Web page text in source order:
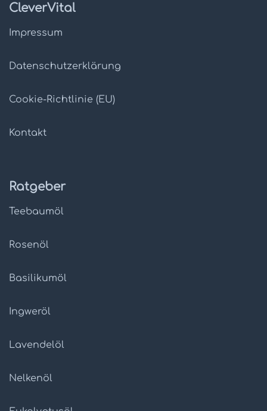
CleverVital
Impressum
Datenschutz­erklärung
Cookie-Richtlinie (EU)
Kontakt
Ratgeber
Teebaumöl
Rosenöl
Basilikumöl
Ingweröl
Lavendelöl
Nelkenöl